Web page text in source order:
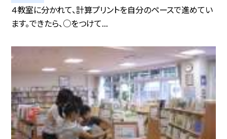
４教室に分かれて、計算プリントを自分のペースで進めてい
ます。できたら、○をつけて...